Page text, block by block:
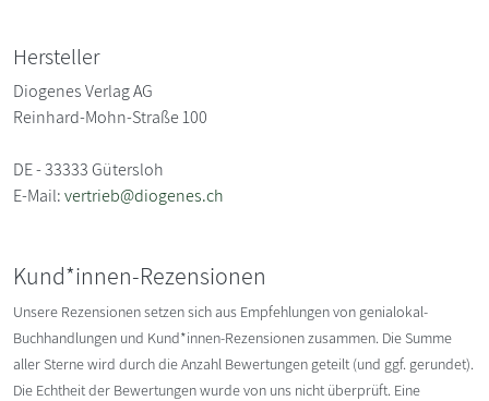
Hersteller
Diogenes Verlag AG
Reinhard-Mohn-Straße 100
DE - 33333 Gütersloh
E-Mail:vertrieb@diogenes.ch
Kund*innen-Rezensionen
Unsere Rezensionen setzen sich aus Empfehlungen von genialokal-
Buchhandlungen und Kund*innen-Rezensionen zusammen. Die Summe
aller Sterne wird durch die Anzahl Bewertungen geteilt (und ggf. gerundet).
Die Echtheit der Bewertungen wurde von uns nicht überprüft. Eine